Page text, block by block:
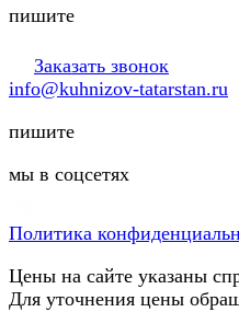
пишите
Заказать звонок
info@kuhnizov-tatarstan.ru
пишите
мы в соцсетях
Политика
Цены на сайте указаны
Для уточнения цены